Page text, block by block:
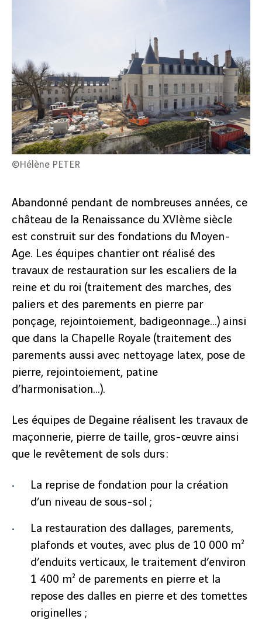
©Hélène PETER
Abandonné pendant de nombreuses années, ce
château de la Renaissance du XVIème siècle
est construit sur des fondations du Moyen-
Age. Les équipes chantier ont réalisé des
travaux de restauration sur les escaliers de la
reine et du roi (traitement des marches, des
paliers et des parements en pierre par
ponçage, rejointoiement, badigeonnage…) ainsi
que dans la Chapelle Royale (traitement des
parements aussi avec nettoyage latex, pose de
pierre, rejointoiement, patine
d’harmonisation…).
Les équipes de Degaine réalisent les travaux de
maçonnerie, pierre de taille, gros-œuvre ainsi
que le revêtement de sols durs :
La reprise de fondation pour la création
d’un niveau de sous-sol ;
La restauration des dallages, parements,
plafonds et voutes, avec plus de 10 000 m²
d’enduits verticaux, le traitement d’environ
1 400 m² de parements en pierre et la
repose des dalles en pierre et des tomettes
originelles ;